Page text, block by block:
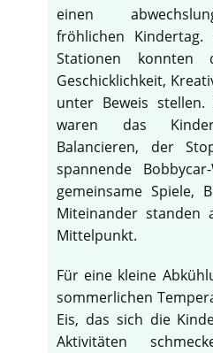
einen
fröhlichen Kindertag.
Stationen konnten
Geschicklichkeit,
unter Beweis stellen.
waren das
Balancieren, der
spannende
gemeinsame Spiele,
Miteinander standen
Mittelpunkt.
Für eine kleine
sommerlichen
Eis, das sich die
Aktivitäten